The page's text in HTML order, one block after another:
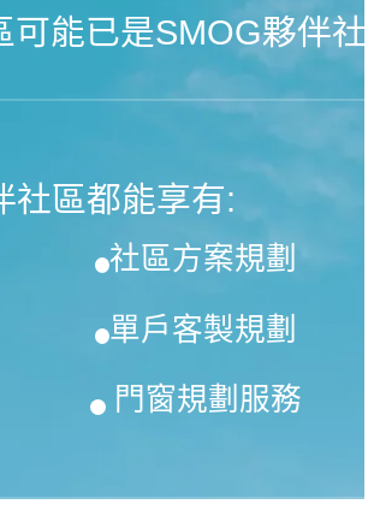
可能已是SMOG夥伴
社區都能享有:
社區方案規劃
單戶客製規劃
門窗規劃服務